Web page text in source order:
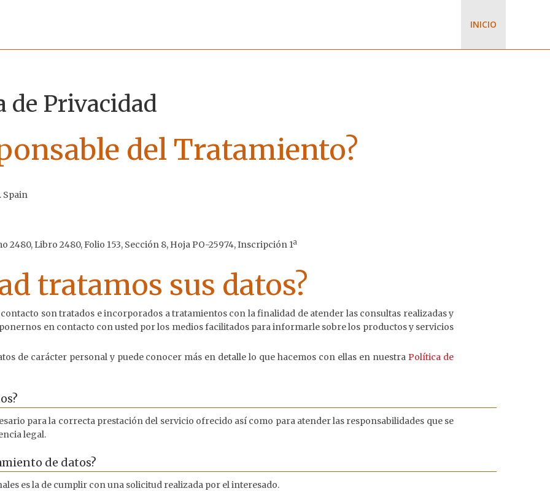
INICIO
de Privacidad
del Tratamiento?
Spain
Libro 2480, Folio 153, Sección 8, Hoja PO-25974, Inscripción 1ª
tratamos sus datos?
son tratados e incorporados a tratamientos con la finalidad de atender las consultas realizadas y
en contacto con usted por los medios facilitados para informarle sobre los productos y servicios
de carácter personal y puede conocer más en detalle lo que hacemos con ellas en nuestraPolítica de
para la correcta prestación del servicio ofrecido así como para atender las responsabilidades que se
legal.
de datos?
es la de cumplir con una solicitud realizada por el interesado.